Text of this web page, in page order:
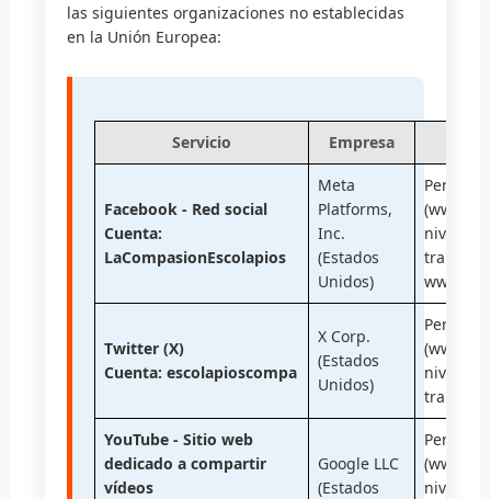
las siguientes organizaciones no establecidas
en la Unión Europea:
Servicio Empresa
Facebook - Red social
Cuenta:
LaCompasionEscolapios
Meta
Platforms,
Inc.
(Estados
Unidos)
nivel de
Twitter (X)
Cuenta: escolapioscompa
X Corp.
(Estados
Unidos)
nivel de
YouTube - Sitio web
dedicado a compartir
vídeos
Google LLC
(Estados
nivel de